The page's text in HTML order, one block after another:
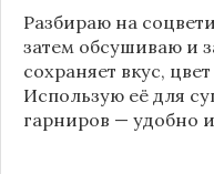
Разбираю на
затем обсушиваю и
сохраняет вкус,
Использую её для
гарниров — удобно